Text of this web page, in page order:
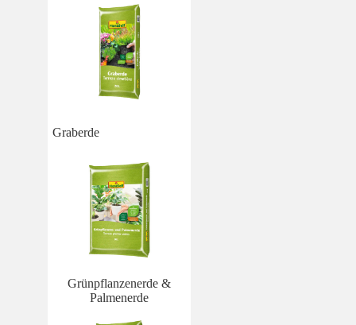
Graberde
Grünpflanzenerde &
Palmenerde